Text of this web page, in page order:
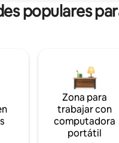
populares
Zona para
trabajar con
computadora
portátil